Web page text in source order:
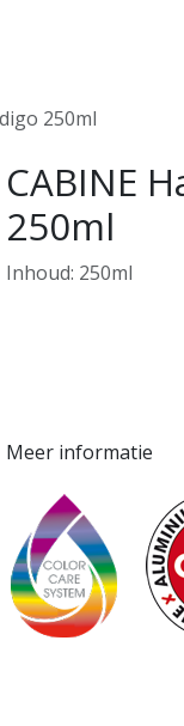
250ml
CABINE
250ml
Inhoud: 250ml
Meer informatie